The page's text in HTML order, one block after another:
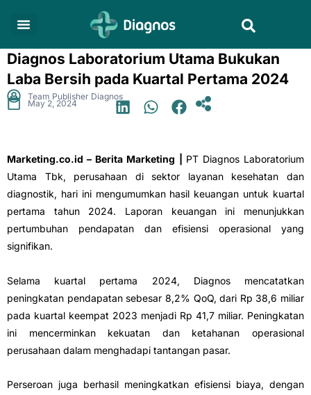
Diagnos Laboratorium Utama Bukukan
Laba Bersih pada Kuartal Pertama 2024
Team Publisher Diagnos
May 2, 2024 .
Marketing.co.id – Berita Marketing | PT Diagnos Laboratorium
Utama Tbk, perusahaan di sektor layanan kesehatan dan
diagnostik, hari ini mengumumkan hasil keuangan untuk kuartal
pertama tahun 2024. Laporan keuangan ini menunjukkan
pertumbuhan pendapatan dan efisiensi operasional yang
signifikan.
Selama kuartal pertama 2024, Diagnos mencatatkan
peningkatan pendapatan sebesar 8,2% QoQ, dari Rp 38,6 miliar
pada kuartal keempat 2023 menjadi Rp 41,7 miliar. Peningkatan
ini mencerminkan kekuatan dan ketahanan operasional
perusahaan dalam menghadapi tantangan pasar.
Perseroan juga berhasil meningkatkan efisiensi biaya, dengan